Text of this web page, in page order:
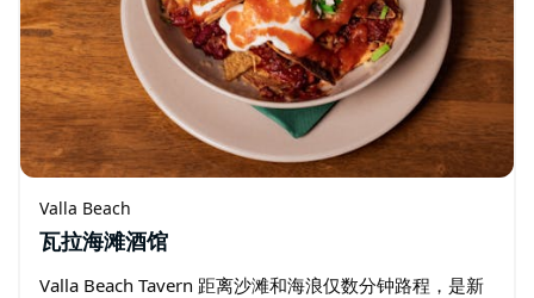
Valla Beach
瓦拉海滩酒馆
Valla Beach Tavern 距离沙滩和海浪仅数分钟路程，是新